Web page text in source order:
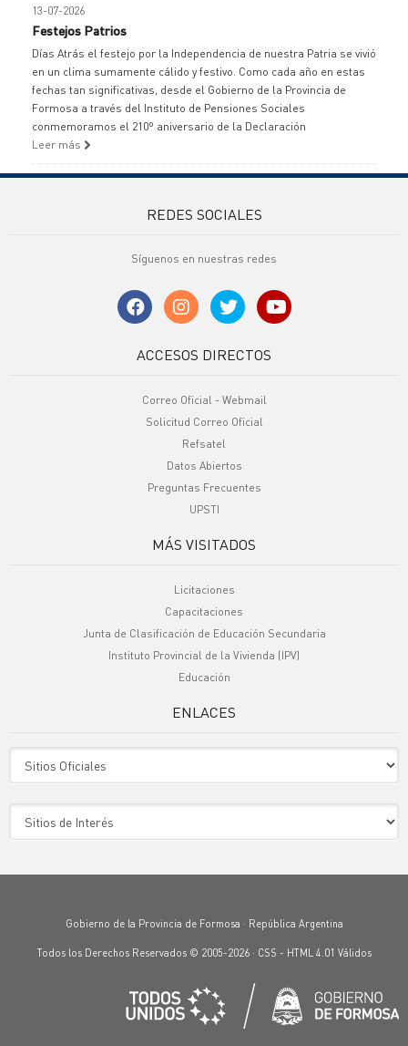
13-07-2026
Festejos Patrios
Días Atrás el festejo por la Independencia de nuestra Patria se vivió
en un clima sumamente cálido y festivo. Como cada año en estas
fechas tan significativas, desde el Gobierno de la Provincia de
Formosa a través del Instituto de Pensiones Sociales
conmemoramos el 210º aniversario de la Declaración
Leer más
REDES SOCIALES
Síguenos en nuestras redes
ACCESOS DIRECTOS
Correo Oficial - Webmail
Solicitud Correo Oficial
Refsatel
Datos Abiertos
Preguntas Frecuentes
UPSTI
MÁS VISITADOS
Licitaciones
Capacitaciones
Junta de Clasificación de Educación Secundaria
Instituto Provincial de la Vivienda (IPV)
Educación
ENLACES
Gobierno de la Provincia de Formosa · República Argentina
Todos los Derechos Reservados © 2005-2026 · CSS - HTML 4.01 Válidos